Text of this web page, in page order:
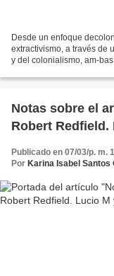
Desde un enfoque
extractivismo, a través de
y del colonialismo, am-
Notas sobre el
Robert Redfield.
Publicado en 07/03/p. m.
Por Karina Isabel Santos